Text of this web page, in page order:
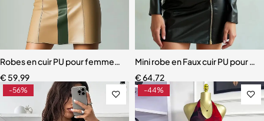
Robes en cuir PU pour femmes, col haut, fermeture éclair
€ 59,99
Mini robe en Faux cuir PU pour
€64,72
-56% -44%